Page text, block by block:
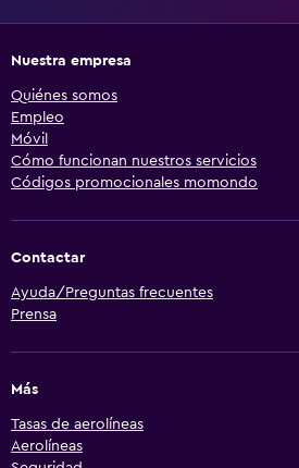
Nuestra empresa
Quiénes somos
Empleo
Móvil
Cómo funcionan nuestros servicios
Códigos promocionales momondo
Contactar
Ayuda/Preguntas frecuentes
Prensa
Más
Tasas de aerolíneas
Aerolíneas